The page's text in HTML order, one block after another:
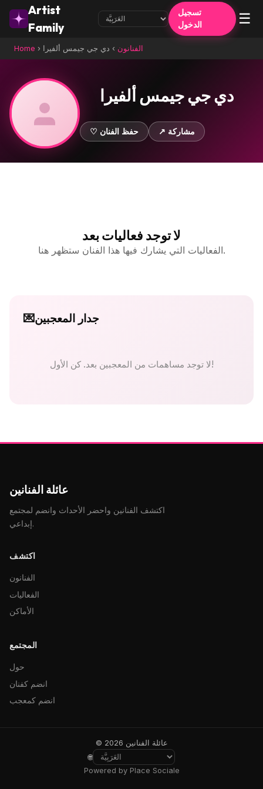
Artist
Family
تسجيل
الدخول
☰
Home › الفنانون › دي جي جيمس ألفيرا
دي جي جيمس ألفيرا
♡ حفظ الفنان ↗ مشاركة
لا توجد فعاليات بعد
الفعاليات التي يشارك فيها هذا الفنان ستظهر هنا.
💌جدار المعجبين
لا توجد مساهمات من المعجبين بعد. كن الأول!
عائلة الفنانين
اكتشف الفنانين واحضر الأحداث وانضم لمجتمع
إبداعي.
اكتشف
الفنانون
الفعاليات
الأماكن
المجتمع
حول
انضم كفنان
انضم كمعجب
© 2026 عائلة الفنانين
🌐
Powered by Place Sociale